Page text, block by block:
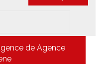
de Agence